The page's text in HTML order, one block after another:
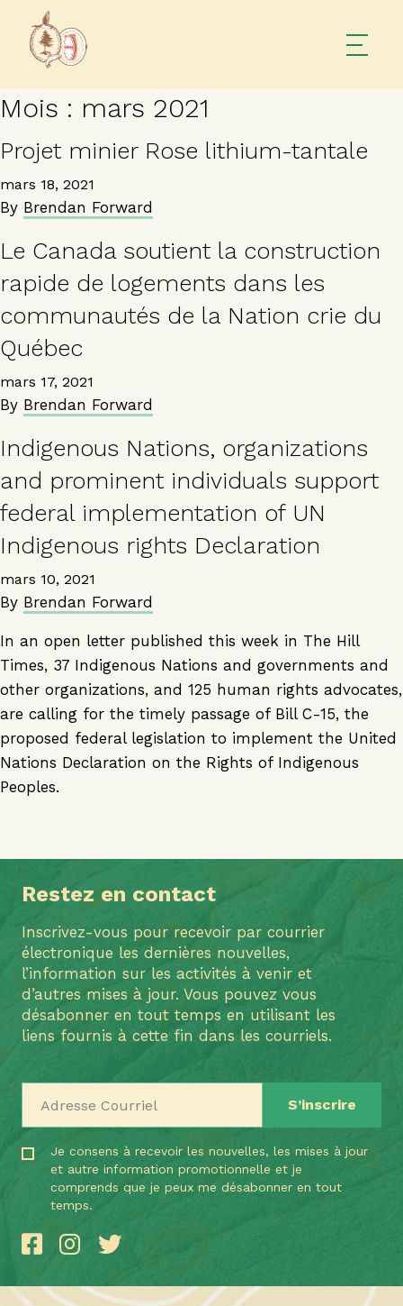
Mois : mars 2021
Projet minier Rose lithium-tantale
mars 18, 2021
By Brendan Forward
Le Canada soutient la construction
rapide de logements dans les
communautés de la Nation crie du
Québec
mars 17, 2021
By Brendan Forward
Indigenous Nations, organizations
and prominent individuals support
federal implementation of UN
Indigenous rights Declaration
mars 10, 2021
By Brendan Forward
In an open letter published this week in The Hill
Times, 37 Indigenous Nations and governments and
other organizations, and 125 human rights advocates,
are calling for the timely passage of Bill C-15, the
proposed federal legislation to implement the United
Nations Declaration on the Rights of Indigenous
Peoples.
Restez en contact
Inscrivez-vous pour recevoir par courrier
électronique les dernières nouvelles,
l’information sur les activités à venir et
d’autres mises à jour. Vous pouvez vous
désabonner en tout temps en utilisant les
liens fournis à cette fin dans les courriels.
Je consens à recevoir les nouvelles, les mises à jour
et autre information promotionnelle et je
comprends que je peux me désabonner en tout
temps.